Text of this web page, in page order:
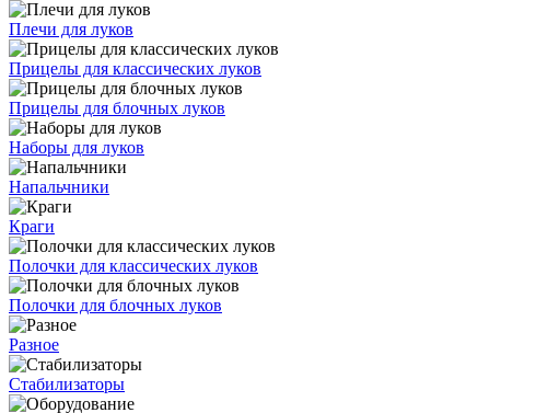
Плечи для луков
Прицелы для классических луков
Прицелы для блочных луков
Наборы для луков
Напальчники
Краги
Полочки для классических луков
Полочки для блочных луков
Разное
Стабилизаторы